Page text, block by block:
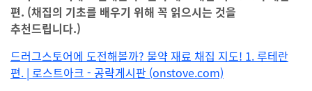
편. (채집의 기초를 배우기 위해 꼭 읽으시는 것을
추천드립니다.)
드러그스토어에 도전해볼까? 물약 재료 채집 지도! 1. 루테란
편. | 로스트아크 - 공략게시판 (onstove.com)